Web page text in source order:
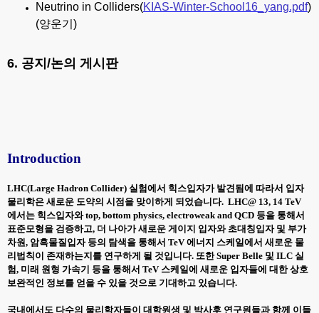
Neutrino in Colliders(KIAS-Winter-School16_yang.pdf)
(양운기)
6. 공지/논의 게시판
Introduction
LHC(Large Hadron Collider) 실험에서 힉스입자가 발견됨에 따라서 입자
물리학은 새로운 도약의 시점을 맞이하게 되었습니다. LHC@ 13, 14 TeV
에서는 힉스입자와 top, bottom physics, electroweak and QCD 등을 통해서
표준모형을 검증하고, 더 나아가 새로운 게이지 입자와 초대칭입자 및 부가
차원, 암흑물질입자 등의 탐색을 통해서 TeV 에너지 스케일에서 새로운 물
리법칙이 존재하는지를 연구하게 될 것입니다. 또한 Super Belle 및 ILC 실
험, 미래 원형 가속기 등을 통해서 TeV 스케일에 새로운 입자들에 대한 상호
보완적인 정보를 얻을 수 있을 것으로 기대하고 있습니다.
국내에서도 다수의 물리학자들이 대학원생 및 박사후 연구원들과 함께 이들